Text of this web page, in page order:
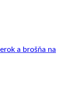
a brošňa na